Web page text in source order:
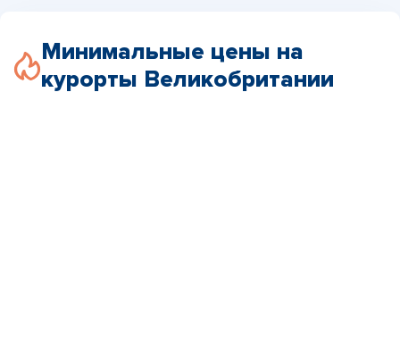
Минимальные цены на
курорты Великобритании